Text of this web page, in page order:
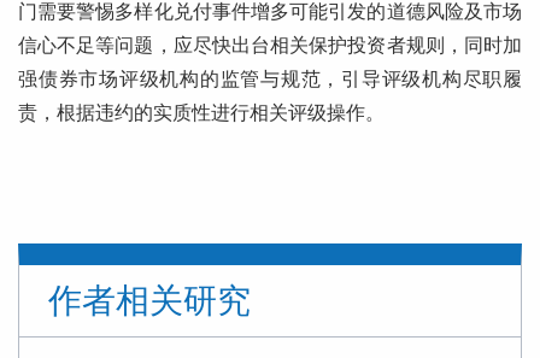
门需要警惕多样化兑付事件增多可能引发的道德风险及市场
信心不足等问题，应尽快出台相关保护投资者规则，同时加
强债券市场评级机构的监管与规范，引导评级机构尽职履
责，根据违约的实质性进行相关评级操作。
作者相关研究